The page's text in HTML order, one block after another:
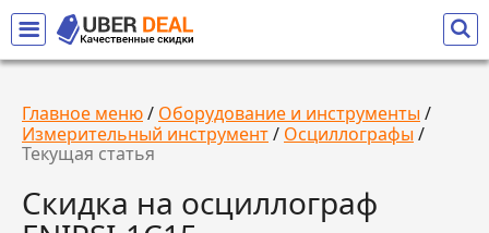
Главное меню/ Оборудование и инструменты /
Измерительный инструмент/ Осциллографы /
Текущая статья
Скидка на осциллограф